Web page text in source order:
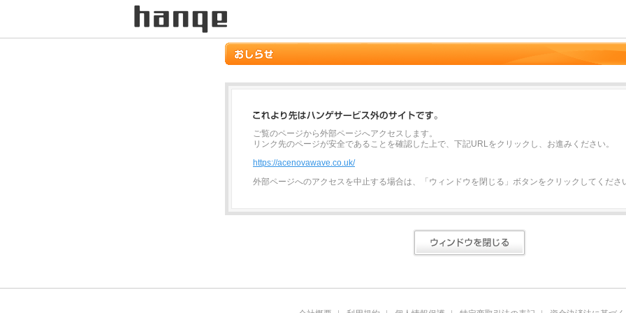
ご覧のページから外部ページへアクセスします。
リンク先のページが安全であることを確認した上で、下記URLをクリックし、お進みください。
https://acenovawave.co.uk/
外部ページへのアクセスを中止する場合は、「ウィンドウを閉じる」ボタンをクリックしてくださ